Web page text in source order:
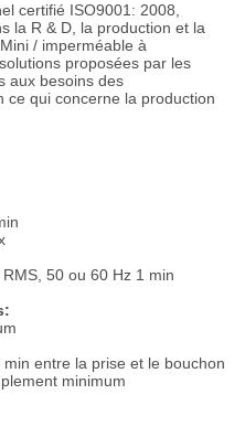
certifié ISO9001: 2008,
la R & D, la production et la
/ imperméable à
proposées par les
aux besoins des
ce qui concerne la production
50 ou 60 Hz 1 min
entre la prise et le bouchon
minimum